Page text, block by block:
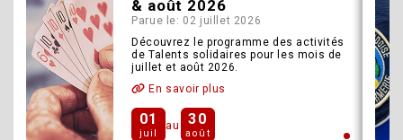
& août 2026
Parue le: 02 juillet 2026
Découvrez le programme des activités
de Talents solidaires pour les mois de
juillet et août 2026.
En savoir plus
01
juil
au 30
août